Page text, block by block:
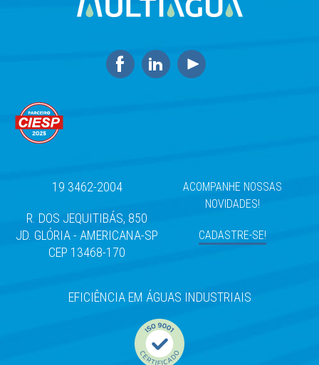
19 3462-2004
R. DOS JEQUITIBÁS, 850
JD. GLÓRIA - AMERICANA-SP
CEP 13468-170
ACOMPANHE NOSSAS
NOVIDADES!
CADASTRE-SE!
EFICIÊNCIA EM ÁGUAS INDUSTRIAIS